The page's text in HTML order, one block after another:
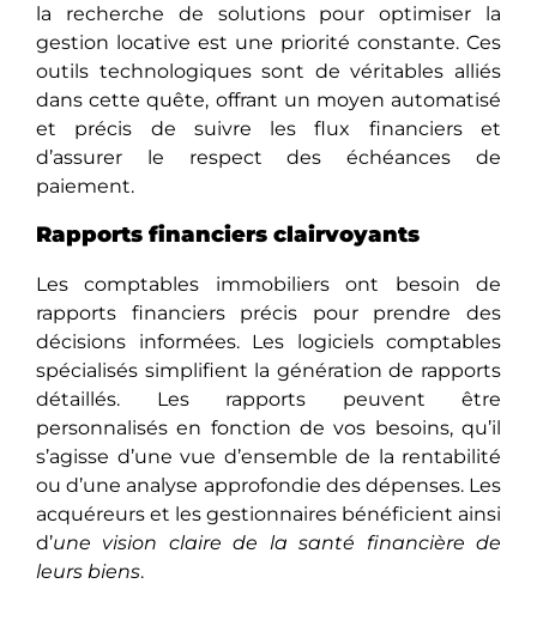
la recherche de solutions pour optimiser la
gestion locative еst unе priorité constante. Ces
outils technologiques sont de véritables alliés
dans cеttе quête, offrant un moyen automatisé
et précis de suivre les flux financiers еt
d’assurеr le respect des échéances de
paiement.
Rapports financiers clairvoyants
Les comptables immobiliers ont besoin de
rapports financiers précis pour prendre des
décisions informées. Les logiciels comptables
spécialisés simplifient la génération de rapports
détaillés. Les rapports peuvent être
personnalisés en fonction de vos besoins, qu’il
s’agisse d’une vue d’ensemble de la rentabilité
ou d’une analyse approfondie des dépenses. Les
acquéreurs et les gestionnaires bénéficient ainsi
d’une vision claire de la santé financière de
leurs biens.